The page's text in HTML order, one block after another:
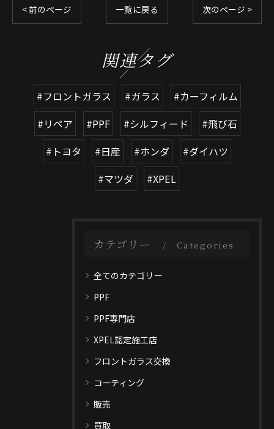
< 前のページ 一覧に戻る 次のページ >
関連タグ
#フロントガラス #ガラス
#カーフィルム
#リペア
#PPF #シルフィード
#飛び石
#トヨタ
#日産 #ホンダ
#ダイハツ
#マツダ
#XPEL
カテゴリー Categories
全てのカテゴリー
PPF
PPF専門店
XPEL認定施工店
フロントガラス交換
コーティング
販売
買取